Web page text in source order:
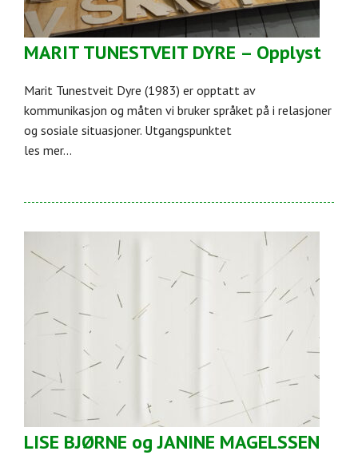
MARIT TUNESTVEIT DYRE – Opplyst
Marit Tunestveit Dyre (1983) er opptatt av
kommunikasjon og måten vi bruker språket på i relasjoner
og sosiale situasjoner. Utgangspunktet
les mer...
LISE BJØRNE og JANINE MAGELSSEN